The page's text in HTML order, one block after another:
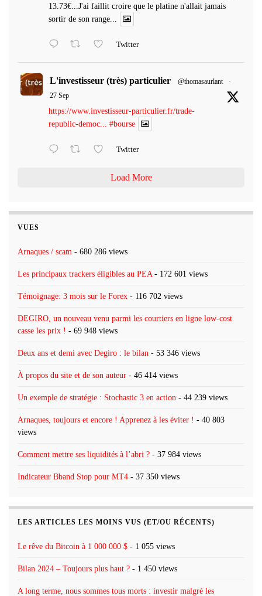
13.73€...J'ai faillit croire que le platine n'allait jamais
sortir de son range...
Twitter
L'investisseur (très) particulier @thomasaurlant
·
27 Sep
https://www.investisseur-particulier.fr/trade-
republic-democ... #bourse
Twitter
Load More
VUES
Arnaques / scam - 680 286 views
Les principaux trackers éligibles au PEA - 172 601 views
Témoignage: 3 mois sur le Forex - 116 702 views
DEGIRO, un nouveau venu parmi les courtiers en ligne low-cost
casse les prix ! - 69 948 views
Deux ans et demi avec Degiro : le bilan - 53 346 views
À propos du site et de son auteur - 46 414 views
Un exemple de stratégie : Stochastic 3 en action - 44 239 views
Arnaques, toujours et encore ! Apprenez à les éviter ! - 40 803
views
Comment mettre ses liquidités à l’abri ? - 37 984 views
Indicateur Bband Stop pour MT4 - 37 350 views
LES ARTICLES LES MOINS VUS (ET/OU RÉCENTS)
Le rêve du Bitcoin à 1 000 000 $ - 1 055 views
Bilan 2024 – Toujours plus haut ? - 1 450 views
A long terme, nous sommes tous morts : investir malgré les